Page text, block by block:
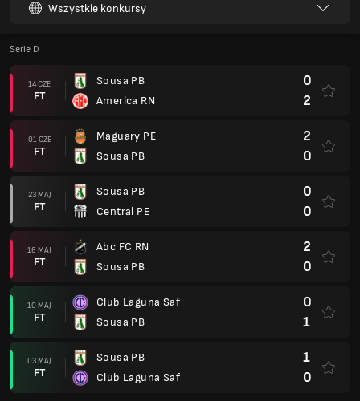
Wszystkie konkursy
Serie D
14 CZE
FT
Sousa PB
America RN
0
2
01 CZE
FT
Maguary PE
Sousa PB
2
0
23 MAJ
FT
Sousa PB
Central PE
0
0
16 MAJ
FT
Abc FC RN
Sousa PB
2
0
10 MAJ
FT
Club Laguna Saf
Sousa PB
0
1
03 MAJ
FT
Sousa PB
Club Laguna Saf
1
0